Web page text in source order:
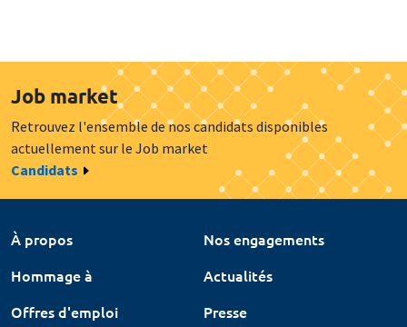
Job market
Retrouvez l'ensemble de nos candidats disponibles
actuellement sur le Job market
Candidats
À propos
Nos engagements
Hommage à
Actualités
Offres d'emploi
Presse